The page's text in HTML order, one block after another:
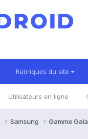
Rubriques du site
Utilisateurs en ligne
Samsung Gamme